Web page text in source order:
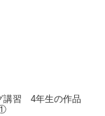
講習 4年生の作品